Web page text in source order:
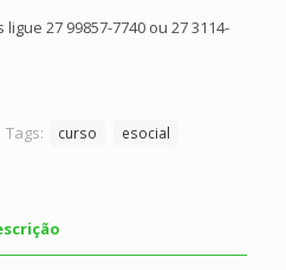
27 99857-7740 ou 27 3114-
Tags: curso
esocial